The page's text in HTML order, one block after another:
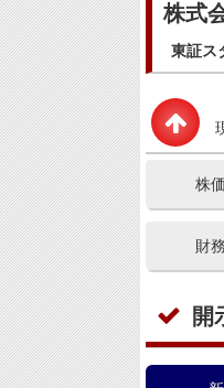
株式
東証ス
株
財
開